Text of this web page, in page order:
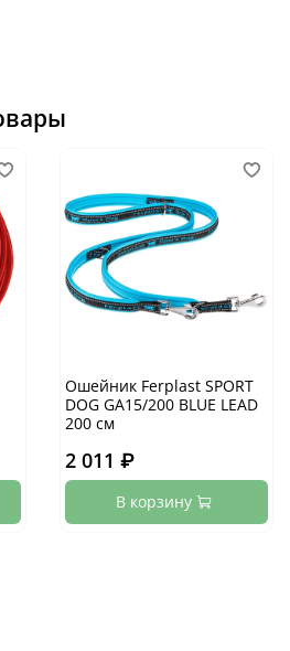
Ошейник Ferplast SPORT
DOG GA15/200 BLUE LEAD
200 см
2 011 ₽
В корзину